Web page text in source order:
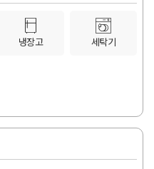
냉장고 세탁기